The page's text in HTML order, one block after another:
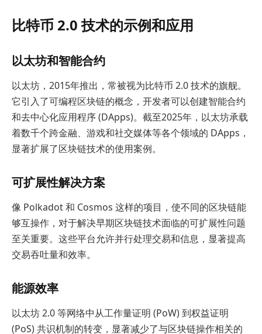
比特币 2.0 技术的示例和应用
以太坊和智能合约
以太坊，2015年推出，常被视为比特币 2.0 技术的旗舰。
它引入了可编程区块链的概念，开发者可以创建智能合约
和去中心化应用程序 (DApps)。截至2025年，以太坊承载
着数千个跨金融、游戏和社交媒体等各个领域的 DApps，
显著扩展了区块链技术的使用案例。
可扩展性解决方案
像 Polkadot 和 Cosmos 这样的项目，使不同的区块链能
够互操作，对于解决早期区块链技术面临的可扩展性问题
至关重要。这些平台允许并行处理交易和信息，显著提高
交易吞吐量和效率。
能源效率
以太坊 2.0 等网络中从工作量证明 (PoW) 到权益证明
(PoS) 共识机制的转变，显著减少了与区块链操作相关的